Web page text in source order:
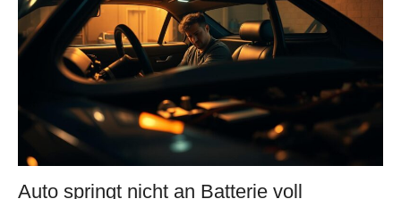
Auto springt nicht an Batterie voll